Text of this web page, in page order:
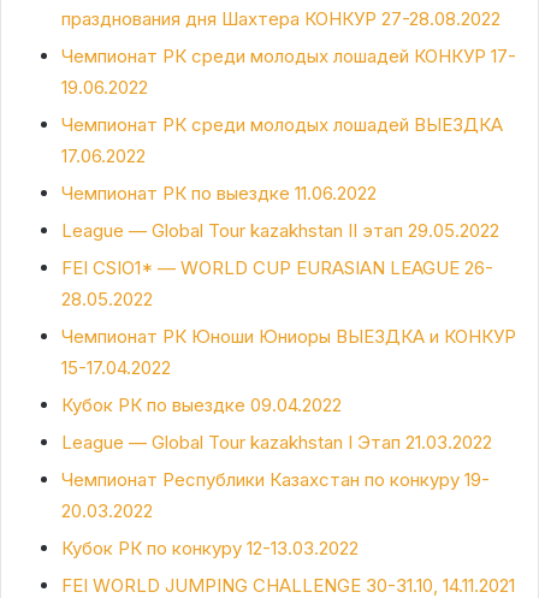
празднования дня Шахтера КОНКУР 27-28.08.2022
Чемпионат РК среди молодых лошадей КОНКУР 17-
19.06.2022
Чемпионат РК среди молодых лошадей ВЫЕЗДКА
17.06.2022
Чемпионат РК по выездке 11.06.2022
League — Global Tour kazakhstan II этап 29.05.2022
FEI CSIO1* — WORLD CUP EURASIAN LEAGUE 26-
28.05.2022
Чемпионат РК Юноши Юниоры ВЫЕЗДКА и КОНКУР
15-17.04.2022
Кубок РК по выездке 09.04.2022
League — Global Tour kazakhstan I Этап 21.03.2022
Чемпионат Республики Казахстан по конкуру 19-
20.03.2022
Кубок РК по конкуру 12-13.03.2022
FEI WORLD JUMPING CHALLENGE 30-31.10, 14.11.2021